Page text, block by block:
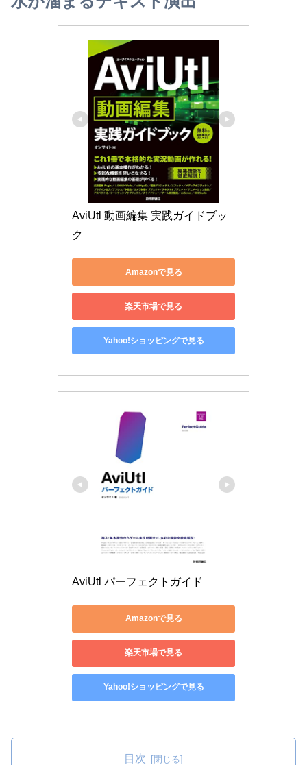
AviUtl 動画編集 実践ガイドブッ
ク
Amazonで見る
楽天市場で見る
Yahoo!ショッピングで見る
AviUtl パーフェクトガイド
Amazonで見る
楽天市場で見る
Yahoo!ショッピングで見る
目次